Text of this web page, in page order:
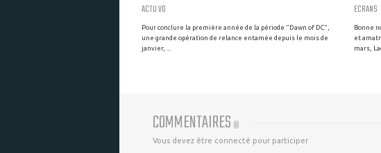
ACTU VO
Pour conclure la première année de la période "Dawn of DC",
une grande opération de relance entamée depuis le mois de
janvier, ...
ECRANS
Bonne
et
mars,
COMMENTAIRES (6)
Vous devez être connecté pour participer